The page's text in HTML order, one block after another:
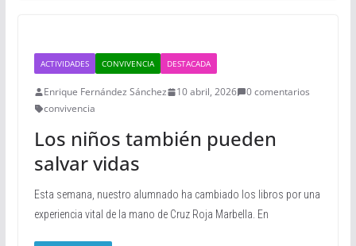
ACTIVIDADES CONVIVENCIA DESTACADA
Enrique Fernández Sánchez 10 abril, 2026
0 comentarios
convivencia
Los niños también pueden
salvar vidas
Esta semana, nuestro alumnado ha cambiado los libros por una
experiencia vital de la mano de Cruz Roja Marbella. En